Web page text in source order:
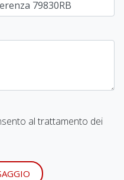
al trattamento dei